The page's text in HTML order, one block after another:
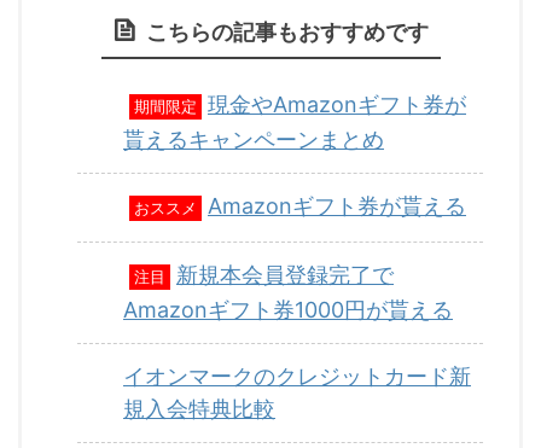
こちらの記事もおすすめです
期間限定
現金やAmazonギフト券が
貰えるキャンペーンまとめ
おススメ Amazonギフト券が貰える
注目
新規本会員登録完了で
Amazonギフト券1000円が貰える
イオンマークのクレジットカード新
規入会特典比較